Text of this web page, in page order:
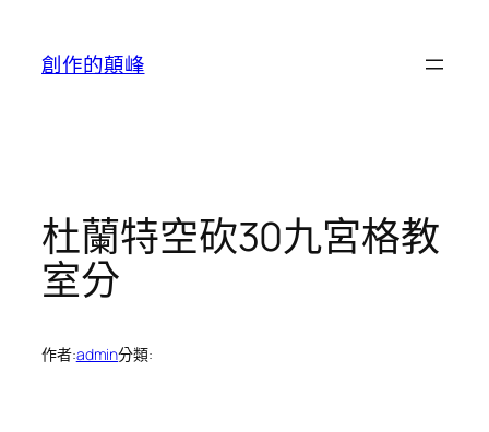
創作的顛峰
杜蘭特空砍30九宮格教
室分
作者:admin分類: